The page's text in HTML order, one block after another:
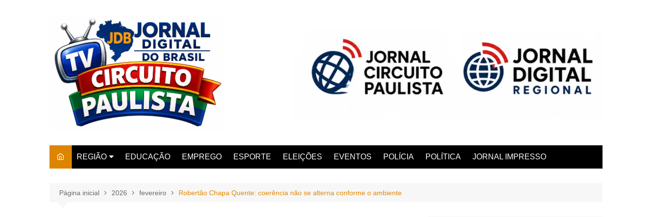
REGIÃO
AMPARO
EDUCAÇÃO EMPREGO ESPORTE ELEIÇÕES EVENTOS POLÍCIA POLÍTICA JORNAL IMPRESSO
Página inicial 2026 fevereiro Robertão Chapa Quente: coerência não se alterna conforme o ambiente